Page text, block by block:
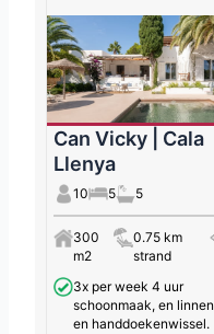
Can Vicky | Cala
Llenya
10 5 5
300
m2
0.75 km
strand
3x per week 4 uur
schoonmaak, en linnen
en handdoekenwissel.